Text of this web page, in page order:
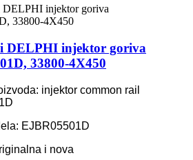
DELPHI injektor goriva
33800-4X450
injektor common rail
EJBR05501D
i nova